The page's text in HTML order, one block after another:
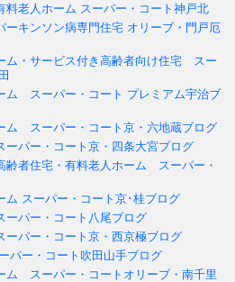
料老人ホーム スーパー・コート神戸北
ーキンソン病専門住宅 オリーブ・門戸厄
ム・サービス付き高齢者向け住宅 スー
ム スーパー・コート プレミアム宇治ブ
ム スーパー・コート京・六地蔵ブログ
パー・コート京・四条大宮ブログ
齢者住宅・有料老人ホーム スーパー・
ム スーパー・コート京･桂ブログ
パー・コート八尾ブログ
パー・コート京・西京極ブログ
パー・コート吹田山手ブログ
ム スーパー・コートオリーブ・南千里